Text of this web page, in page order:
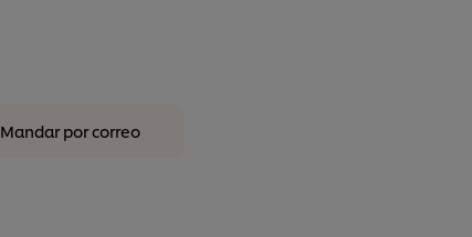
Mandar por correo